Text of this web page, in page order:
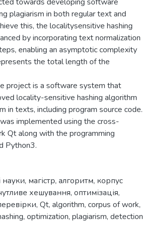
plagiarism in both regular text and
this, the localitysensitive hashing
by incorporating text normalization
enabling an asymptotic complexity
the total length of the
project is a software system that
locality-sensitive hashing algorithm
in texts, including program source code.
implemented using the cross-
Qt along with the programming
Python3.
науки, магістр, алгоритм, корпус
хешування, оптимізація,
, Qt, algorithm, corpus of work,
, optimization, plagiarism, detection